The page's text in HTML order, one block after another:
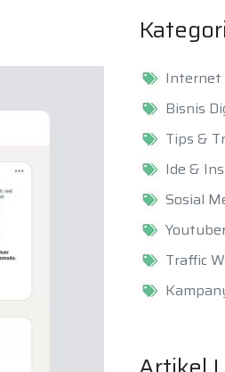
Kategori
Internet
Bisnis
Tips &
Ide &
Sosial
Traffic